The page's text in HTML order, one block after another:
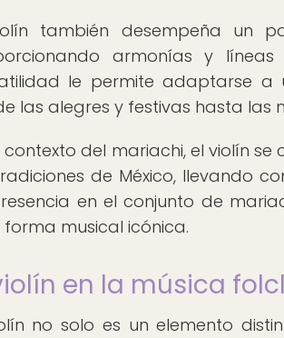
también desempeña un
armonías y líneas
le permite adaptarse a
las alegres y festivas hasta las
contexto del mariachi, el violín
de México, llevando
en el conjunto de
musical icónica.
en la música
no solo es un elemento